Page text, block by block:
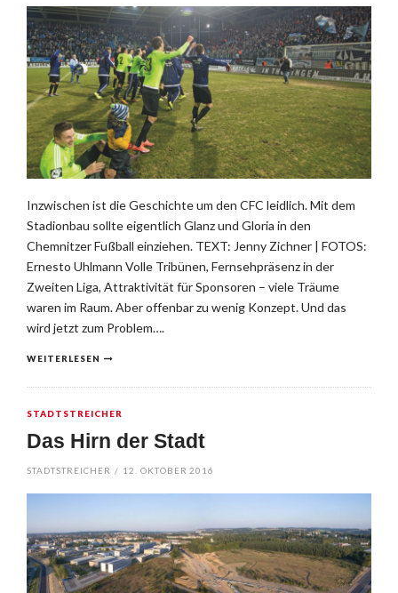
Inzwischen ist die Geschichte um den CFC leidlich. Mit dem
Stadionbau sollte eigentlich Glanz und Gloria in den
Chemnitzer Fußball einziehen. TEXT: Jenny Zichner | FOTOS:
Ernesto Uhlmann Volle Tribünen, Fernsehpräsenz in der
Zweiten Liga, Attraktivität für Sponsoren – viele Träume
waren im Raum. Aber offenbar zu wenig Konzept. Und das
wird jetzt zum Problem….
WEITERLESEN
STADTSTREICHER
Das Hirn der Stadt
STADTSTREICHER / 12. OKTOBER 2016